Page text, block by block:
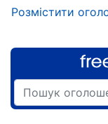
Розмістити